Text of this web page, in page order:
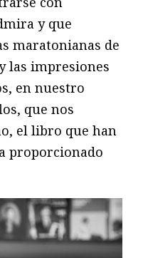
y que
maratonianas de
las impresiones
en nuestro
que nos
el libro que han
proporcionado